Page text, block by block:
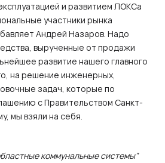
и развитием ЛОКСа
участники рынка
Андрей Назаров. Надо
вырученные от продажи
развитие нашего главного
на решение инженерных,
задач, которые по
с Правительством Санкт-
мы взяли на себя.
коммунальные системы"